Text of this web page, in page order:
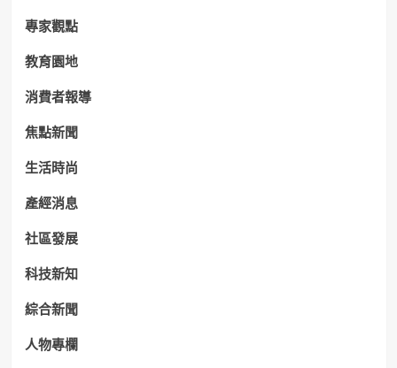
專家觀點
教育園地
消費者報導
焦點新聞
生活時尚
產經消息
社區發展
科技新知
綜合新聞
人物專欄